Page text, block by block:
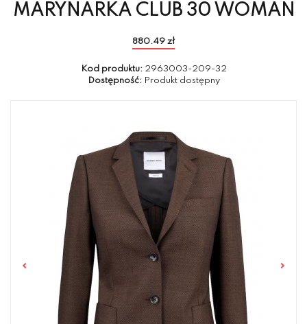
MARYNARKA CLUB 30 WOMAN
880.49 zł
Kod produktu: 2963003-209-32
Dostępność: Produkt dostępny